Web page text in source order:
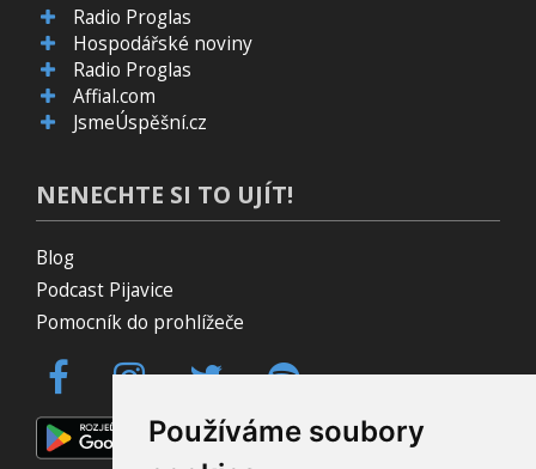
Používáme soubory
Radio Proglas
Hospodářské noviny
Radio Proglas
Affial.com
JsmeÚspěšní.cz
NENECHTE SI TO UJÍT!
Blog
Podcast Pijavice
Pomocník do prohlížeče